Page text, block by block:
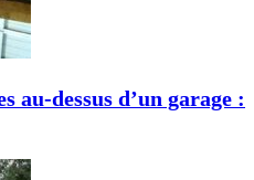
au-dessus d’un garage :